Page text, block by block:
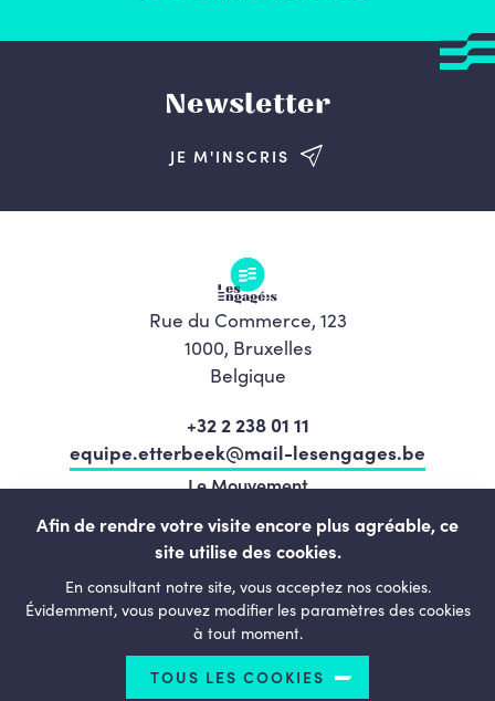
Newsletter
JE M'INSCRIS
Rue du Commerce, 123
1000, Bruxelles
Belgique
+32 2 238 01 11
equipe.etterbeek@mail-lesengages.be
Le Mouvement
Programme
L’équipe
Actualités
Agenda
Contact
Afin de rendre votre visite encore plus agréable, ce
site utilise des cookies.
En consultant notre site, vous acceptez nos cookies.
Évidemment, vous pouvez modifier les paramètres des cookies
à tout moment.
TOUS LES COOKIES